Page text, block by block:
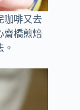
咖啡又去
齋橋煎焙